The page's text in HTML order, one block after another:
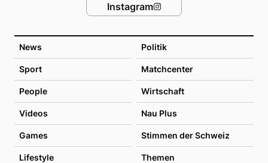
News Politik
Sport Matchcenter
People Wirtschaft
Videos Nau Plus
Games Stimmen der Schweiz
Lifestyle Themen
Instagram